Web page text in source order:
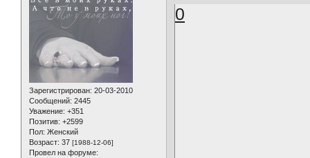
Зарегистрирован: 20-03-2010
Сообщений: 2445
Уважение: +351
Позитив: +2599
Пол: Женский
Возраст: 37 [1988-12-06]
Провел на форуме:
0